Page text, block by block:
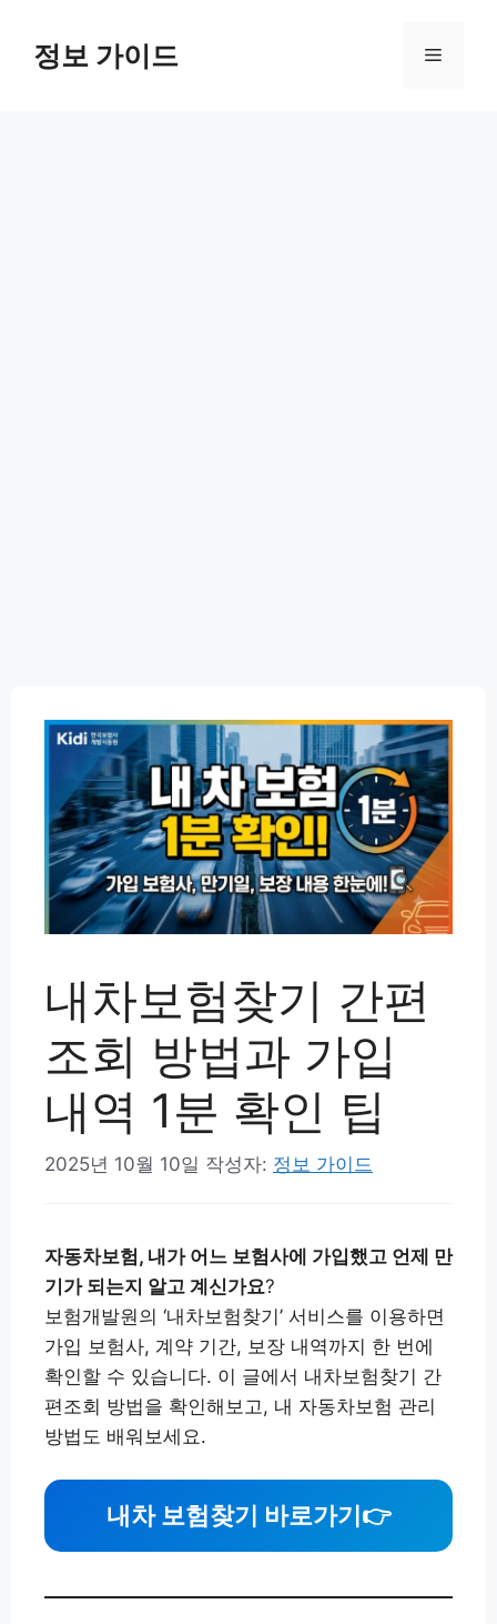
정보 가이드 메
내차보험찾기 간편
조회 방법과 가입
내역 1분 확인 팁
2025년 10월 10일 작성자: 정보 가이드
자동차보험, 내가 어느 보험사에 가입했고 언제 만
기가 되는지 알고 계신가요?
보험개발원의 ‘내차보험찾기’ 서비스를 이용하면
가입 보험사, 계약 기간, 보장 내역까지 한 번에
확인할 수 있습니다. 이 글에서 내차보험찾기 간
편조회 방법을 확인해보고, 내 자동차보험 관리
방법도 배워보세요.
내차 보험찾기 바로가기 👉